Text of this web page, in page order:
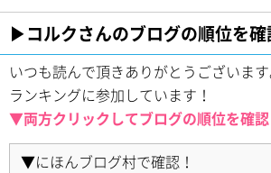
▶︎コルクさんのブログの順位を確
いつも読んで頂きありがとうございます
ランキングに参加しています！
▼両方クリックしてブログの順位を確認
▼にほんブログ村で確認！